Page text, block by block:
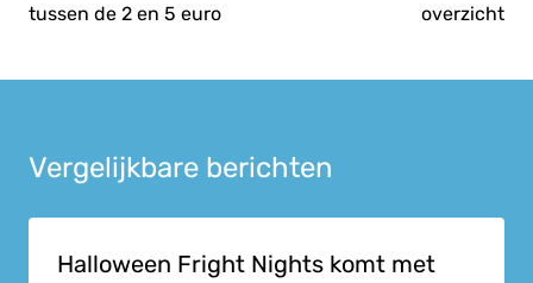
tussen de 2 en 5 euro
overzicht
Vergelijkbare berichten
Halloween Fright Nights komt met